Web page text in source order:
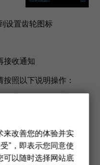
设置齿轮图标
接收通知
照以下说明操作：
改善您的体验并实
”，即表示您同意使
可以随时选择网站底